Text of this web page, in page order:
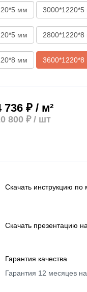
мм
мм
мм
736 ₽ / м²
800 ₽/ шт
Скачать инструкцию по
Скачать презентацию
Гарантия качества
Гарантия 12 месяцев